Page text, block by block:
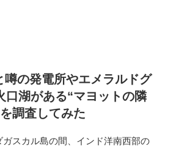
噂の発電所やエメラルドグ
口湖がある“マヨットの隣
調査してみた
スカル島の間、インド洋南西部の